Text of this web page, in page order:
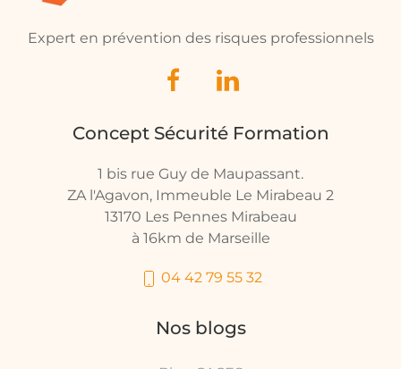
Expert en prévention des risques professionnels
Concept Sécurité Formation
1 bis rue Guy de Maupassant.
ZA l'Agavon, Immeuble Le Mirabeau 2
13170 Les Pennes Mirabeau
à 16km de Marseille
04 42 79 55 32
Nos blogs